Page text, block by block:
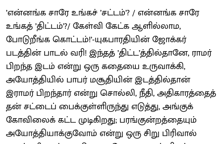
’என்னங்க சாரே உங்கச் ’சட்டம்’? / என்னங்க சாரே
உங்கத் ’திட்டம்’?/ கேள்வி கேட்க ஆளில்லாம,
போடுறீங்க கொட்டம்!’-யுகபாரதியின் ஜோக்கர்
படத்தின் பாடல் வரி! இந்தத் ’திட்ட’த்தில்தானே, ராமர்
பிறந்த இடம் என்று ஒரு கதையை உருவாக்கி,
அயோத்தியில் பாபர் மசூதியின் இடத்தில்தான்
இராமர் பிறந்தார் என்று சொல்லி, நீதி, அதிகாரத்தைத்
தன் சட்டைப் பைக்குள்ளிருந்து எடுத்து, அங்குக்
கோவிலைக் கட்ட முடிகிறது; பரங்குன்றத்தையும்
அயோத்தியாக்குவோம் என்று ஒரு சிறு பிரிவால்